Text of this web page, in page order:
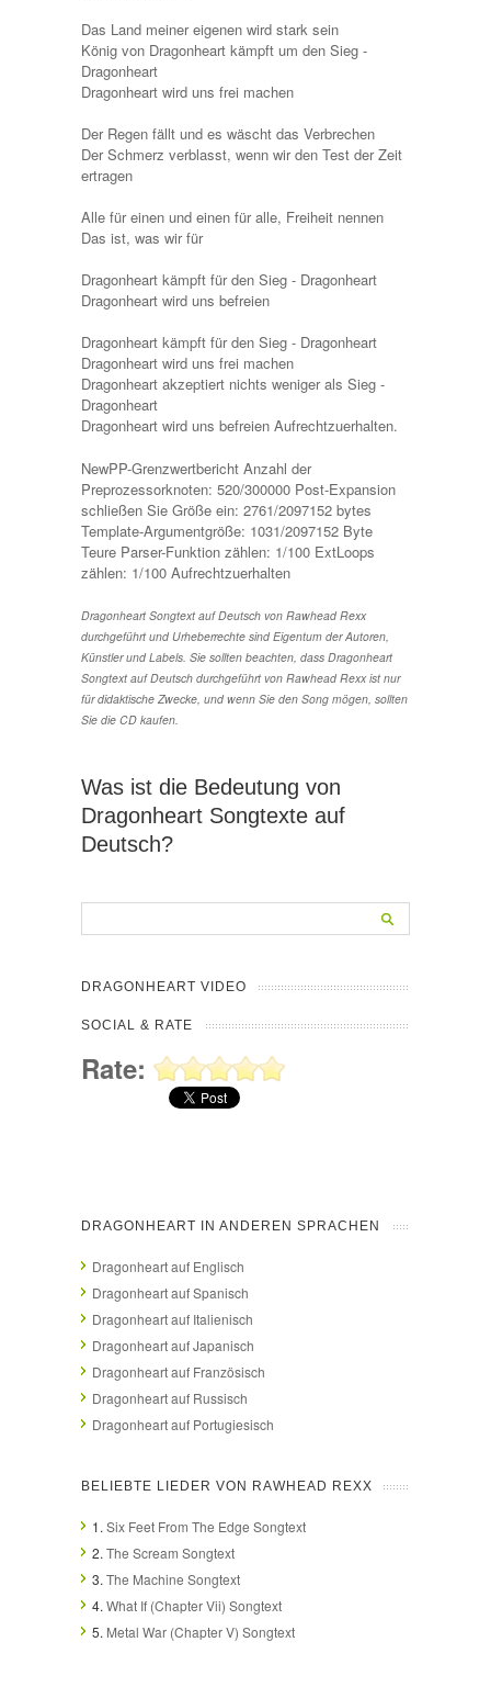
Das Land meiner eigenen wird stark sein
König von Dragonheart kämpft um den Sieg -
Dragonheart
Dragonheart wird uns frei machen
Der Regen fällt und es wäscht das Verbrechen
Der Schmerz verblasst, wenn wir den Test der Zeit
ertragen
Alle für einen und einen für alle, Freiheit nennen
Das ist, was wir für
Dragonheart kämpft für den Sieg - Dragonheart
Dragonheart wird uns befreien
Dragonheart kämpft für den Sieg - Dragonheart
Dragonheart wird uns frei machen
Dragonheart akzeptiert nichts weniger als Sieg -
Dragonheart
Dragonheart wird uns befreien Aufrechtzuerhalten.
NewPP-Grenzwertbericht Anzahl der
Preprozessorknoten: 520/300000 Post-Expansion
schließen Sie Größe ein: 2761/2097152 bytes
Template-Argumentgröße: 1031/2097152 Byte
Teure Parser-Funktion zählen: 1/100 ExtLoops
zählen: 1/100 Aufrechtzuerhalten
Dragonheart Songtext auf Deutsch von Rawhead Rexx
durchgeführt und Urheberrechte sind Eigentum der Autoren,
Künstler und Labels. Sie sollten beachten, dass Dragonheart
Songtext auf Deutsch durchgeführt von Rawhead Rexx ist nur
für didaktische Zwecke, und wenn Sie den Song mögen, sollten
Sie die CD kaufen.
Was ist die Bedeutung von
Dragonheart Songtexte auf
Deutsch?
DRAGONHEART VIDEO
SOCIAL & RATE
Rate:
DRAGONHEART IN ANDEREN SPRACHEN
Dragonheart auf Englisch
Dragonheart auf Spanisch
Dragonheart auf Italienisch
Dragonheart auf Japanisch
Dragonheart auf Französisch
Dragonheart auf Russisch
Dragonheart auf Portugiesisch
BELIEBTE LIEDER VON RAWHEAD REXX
1. Six Feet From The Edge Songtext
2. The Scream Songtext
3. The Machine Songtext
4. What If (Chapter Vii) Songtext
5. Metal War (Chapter V) Songtext